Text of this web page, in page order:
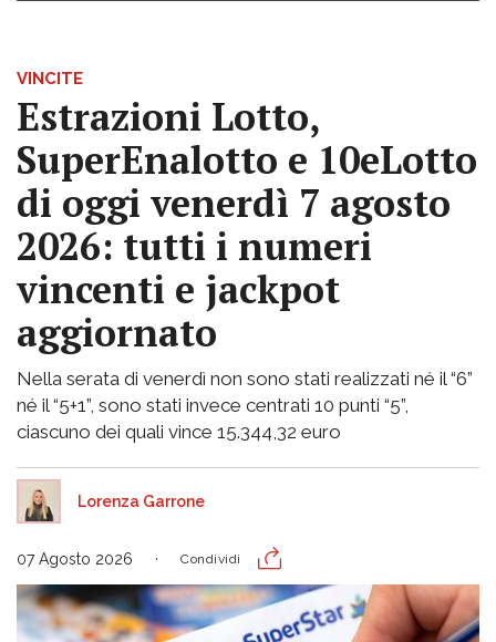
VINCITE
Estrazioni Lotto,
SuperEnalotto e 10eLotto
di oggi venerdì 7 agosto
2026: tutti i numeri
vincenti e jackpot
aggiornato
Nella serata di venerdì non sono stati realizzati né il “6”
né il “5+1”, sono stati invece centrati 10 punti “5”,
ciascuno dei quali vince 15.344,32 euro
Lorenza Garrone
07 Agosto 2026 Condividi